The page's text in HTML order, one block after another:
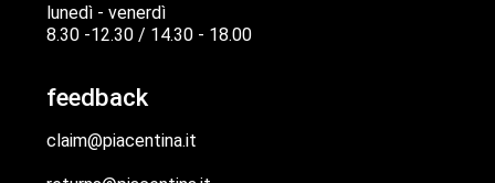
lunedì - venerdì
8.30 -12.30 / 14.30 - 18.00
feedback
claim@piacentina.it